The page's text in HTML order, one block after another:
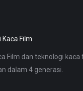
new
window
Film
Film dan teknologi
dalam 4 generasi.